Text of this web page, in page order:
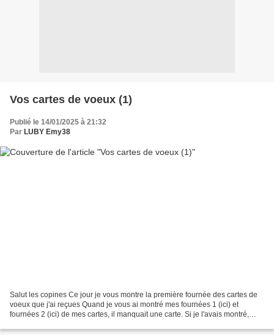
Vos cartes de voeux (1)
Publié le 14/01/2025 à 21:32
Par LUBY Emy38
Salut les copines Ce jour je vous montre la première fournée des cartes de
voeux que j'ai reçues Quand je vous ai montré mes fournées 1 (ici) et
fournées 2 (ici) de mes cartes, il manquait une carte. Si je l'avais montré,